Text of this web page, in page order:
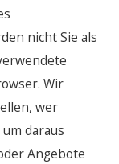
nicht Sie als
Wir
wer
daraus
Angebote